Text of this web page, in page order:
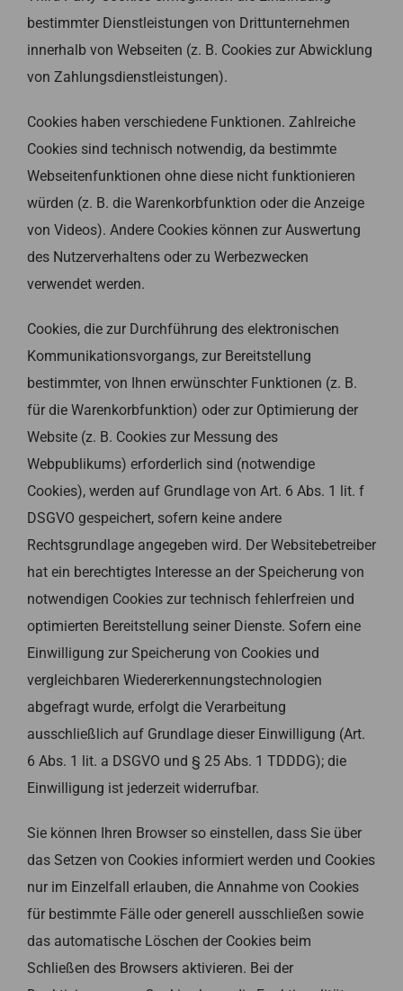
bestimmter Dienstleistungen von Drittunternehmen
innerhalb von Webseiten (z. B. Cookies zur Abwicklung
von Zahlungsdienstleistungen).
Cookies haben verschiedene Funktionen. Zahlreiche
Cookies sind technisch notwendig, da bestimmte
Webseitenfunktionen ohne diese nicht funktionieren
würden (z. B. die Warenkorbfunktion oder die Anzeige
von Videos). Andere Cookies können zur Auswertung
des Nutzerverhaltens oder zu Werbezwecken
verwendet werden.
Cookies, die zur Durchführung des elektronischen
Kommunikationsvorgangs, zur Bereitstellung
bestimmter, von Ihnen erwünschter Funktionen (z. B.
für die Warenkorbfunktion) oder zur Optimierung der
Website (z. B. Cookies zur Messung des
Webpublikums) erforderlich sind (notwendige
Cookies), werden auf Grundlage von Art. 6 Abs. 1 lit. f
DSGVO gespeichert, sofern keine andere
Rechtsgrundlage angegeben wird. Der Websitebetreiber
hat ein berechtigtes Interesse an der Speicherung von
notwendigen Cookies zur technisch fehlerfreien und
optimierten Bereitstellung seiner Dienste. Sofern eine
Einwilligung zur Speicherung von Cookies und
vergleichbaren Wiedererkennungstechnologien
abgefragt wurde, erfolgt die Verarbeitung
ausschließlich auf Grundlage dieser Einwilligung (Art.
6 Abs. 1 lit. a DSGVO und § 25 Abs. 1 TDDDG); die
Einwilligung ist jederzeit widerrufbar.
Sie können Ihren Browser so einstellen, dass Sie über
das Setzen von Cookies informiert werden und Cookies
nur im Einzelfall erlauben, die Annahme von Cookies
für bestimmte Fälle oder generell ausschließen sowie
das automatische Löschen der Cookies beim
Schließen des Browsers aktivieren. Bei der